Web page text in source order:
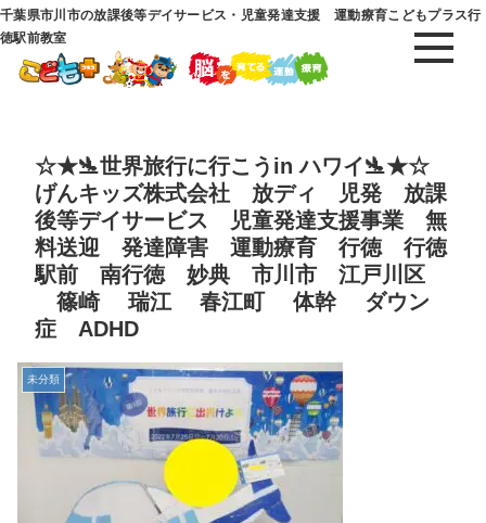
千葉県市川市の放課後等デイサービス・児童発達支援 運動療育こどもプラス行
徳駅前教室
☆★🛬世界旅行に行こうin ハワイ🛬★☆
げんキッズ株式会社 放ディ 児発 放課
後等デイサービス 児童発達支援事業 無
料送迎 発達障害 運動療育 行徳 行徳
駅前 南行徳 妙典 市川市 江戸川区
篠崎 瑞江 春江町 体幹 ダウン
症 ADHD
未分類